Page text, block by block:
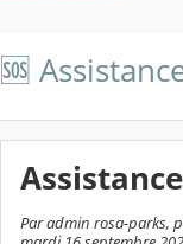
🆘
Assistance
Par admin rosa-parks,